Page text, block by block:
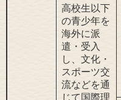
高校生以下
の青少年を
海外に派
遣・受入
し、文化・
スポーツ交
流などを通
じて国際理